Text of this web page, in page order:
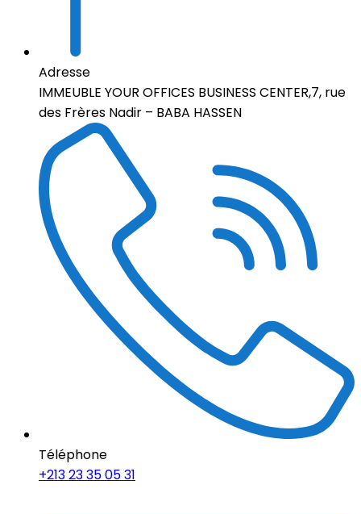
Adresse
IMMEUBLE YOUR OFFICES BUSINESS CENTER,7, rue
des Frères Nadir – BABA HASSEN
Téléphone
+213 23 35 05 31